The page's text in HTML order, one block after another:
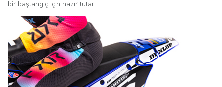
bir başlangıç için hazır tutar.